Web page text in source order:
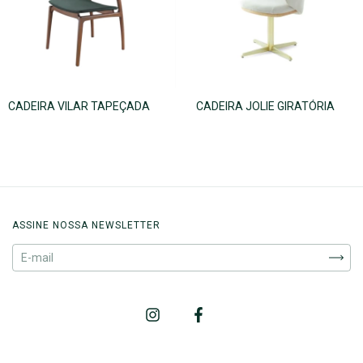
CADEIRA VILAR TAPEÇADA CADEIRA JOLIE GIRATÓRIA
ASSINE NOSSA NEWSLETTER